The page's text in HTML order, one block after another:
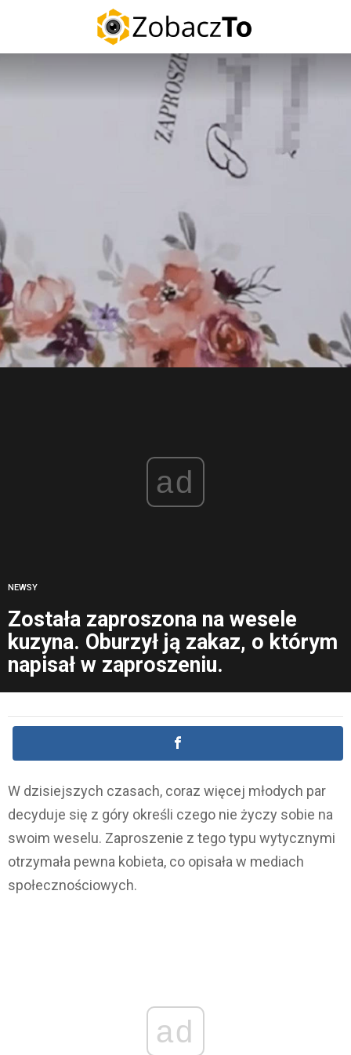
ad
NEWSY
Została zaproszona na wesele
kuzyna. Oburzył ją zakaz, o którym
napisał w zaproszeniu.
W dzisiejszych czasach, coraz więcej młodych par
decyduje się z góry określi czego nie życzy sobie na
swoim weselu. Zaproszenie z tego typu wytycznymi
otrzymała pewna kobieta, co opisała w mediach
społecznościowych.
ad